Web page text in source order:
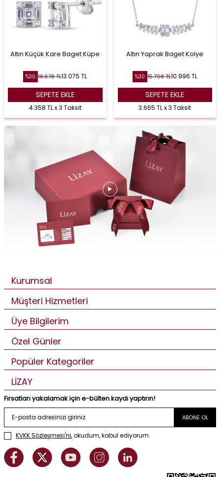
Altın Küçük Kare Baget Küpe
%30 18.678TL13.075 TL
SEPETE EKLE
4.358 TL x 3 Taksit
Altın Yaprak Baget Kolye
%30 15.708TL10.996 TL
SEPETE EKLE
3.665 TL x 3 Taksit
Kurumsal
Müşteri Hizmetleri
Üye Bilgilerim
Özel Günler
Popüler Kategoriler
LİZAY
Fırsatları yakalamak için e-bülten kaydı yaptırın!
ABONE OL
KVKK Sözleşmesi'ni, okudum, kabul ediyorum.